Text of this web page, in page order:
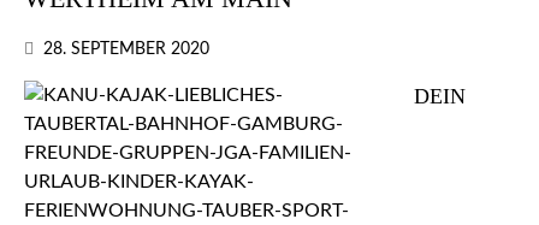
28. SEPTEMBER 2020
DEIN